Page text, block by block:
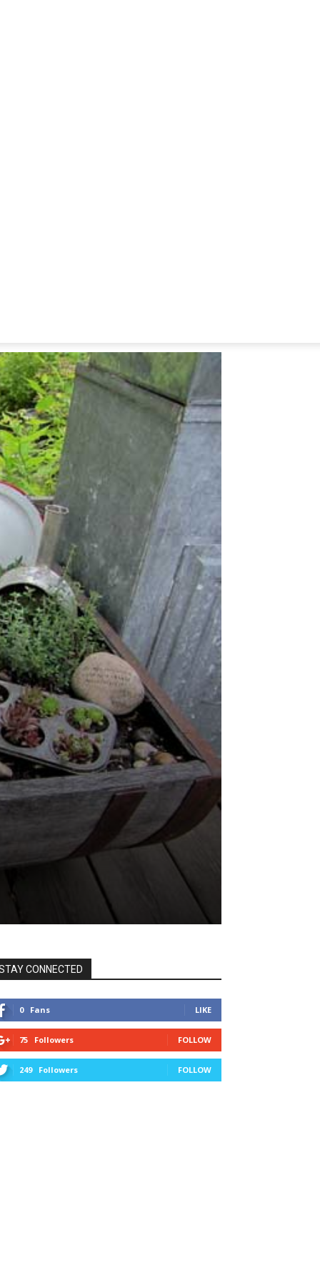
CONNECTED
0 Fans LIKE
75 Followers FOLLOW
249 Followers FOLLOW